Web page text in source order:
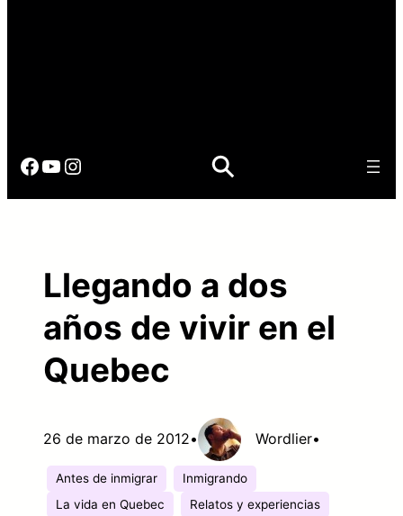
Facebook
YouTube
Instagram
Llegando a dos
años de vivir en el
Quebec
26 de marzo de 2012• Wordlier•
Antes de inmigrar
Inmigrando
La vida en Quebec
Relatos y experiencias